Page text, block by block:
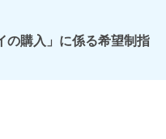
の購入」に係る希望制指